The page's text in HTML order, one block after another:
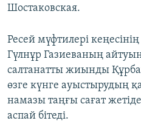
Шостаковская.
Ресей мүфтилері
Гүлнұр Газиеваның
салтанатты жиынды
өзге күнге ауыстырудың
намазы таңғы сағат
аспай бітеді.